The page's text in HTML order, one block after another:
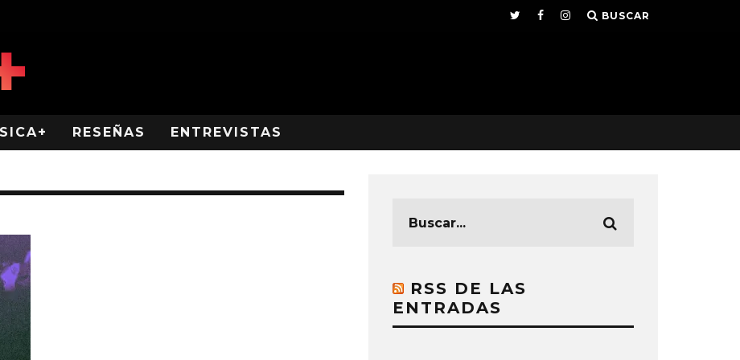
BUSCAR
RESEÑAS ENTREVISTAS
RSS DE LAS
ENTRADAS